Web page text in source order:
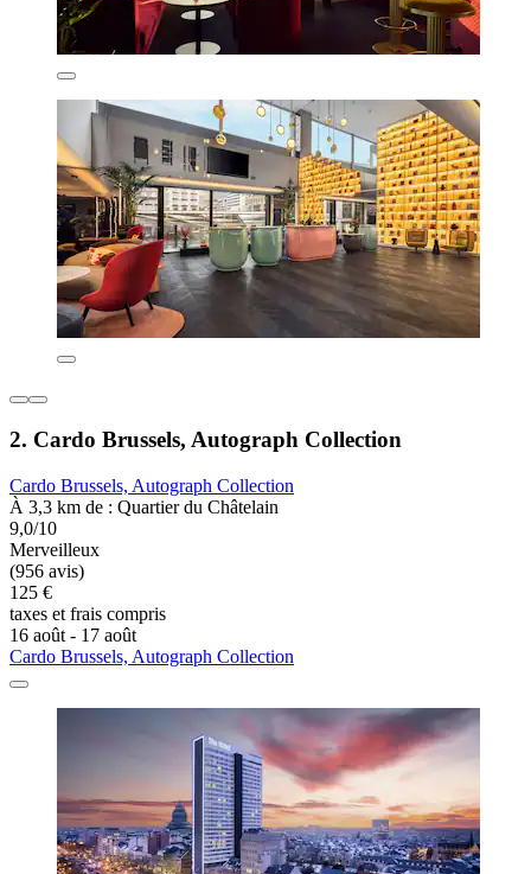
2. Cardo Brussels, Autograph Collection
Cardo Brussels, Autograph Collection
À 3,3 km de : Quartier du Châtelain
9,0/10
Merveilleux
(956 avis)
125 €
taxes et frais compris
16 août - 17 août
Cardo Brussels, Autograph Collection